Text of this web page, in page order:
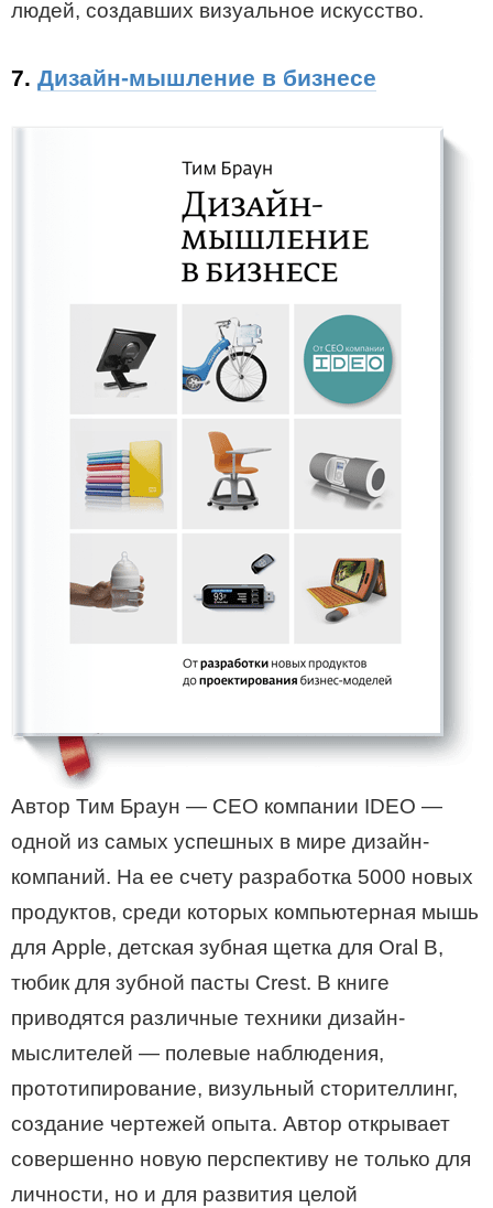
людей, создавших визуальное искусство.
7. Дизайн-мышление в бизнесе
Автор Тим Браун — СЕО компании IDEO —
одной из самых успешных в мире дизайн-
компаний. На ее счету разработка 5000 новых
продуктов, среди которых компьютерная мышь
для Apple, детская зубная щетка для Oral B,
тюбик для зубной пасты Crest. В книге
приводятся различные техники дизайн-
мыслителей — полевые наблюдения,
прототипирование, визульный сторителлинг,
создание чертежей опыта. Автор открывает
совершенно новую перспективу не только для
личности, но и для развития целой